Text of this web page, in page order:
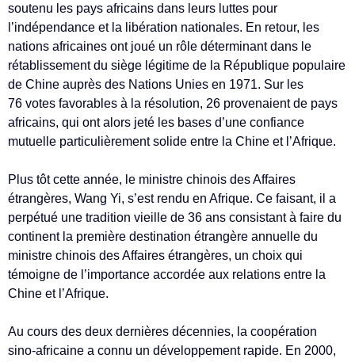
soutenu les pays africains dans leurs luttes pour
l’indépendance et la libération nationales. En retour, les
nations africaines ont joué un rôle déterminant dans le
rétablissement du siège légitime de la République populaire
de Chine auprès des Nations Unies en 1971. Sur les
76 votes favorables à la résolution, 26 provenaient de pays
africains, qui ont alors jeté les bases d’une confiance
mutuelle particulièrement solide entre la Chine et l’Afrique.
Plus tôt cette année, le ministre chinois des Affaires
étrangères, Wang Yi, s’est rendu en Afrique. Ce faisant, il a
perpétué une tradition vieille de 36 ans consistant à faire du
continent la première destination étrangère annuelle du
ministre chinois des Affaires étrangères, un choix qui
témoigne de l’importance accordée aux relations entre la
Chine et l’Afrique.
Au cours des deux dernières décennies, la coopération
sino-africaine a connu un développement rapide. En 2000,